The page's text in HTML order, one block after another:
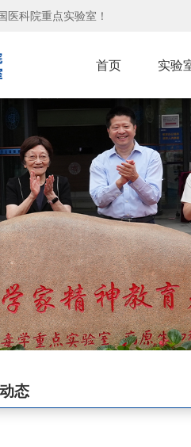
科院重点实验室！
首页 实验
态